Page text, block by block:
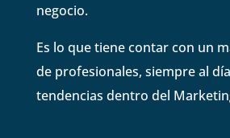
negocio.
Es lo que tiene contar con un
de profesionales, siempre al
tendencias dentro del